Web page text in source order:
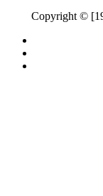
Copyright ©